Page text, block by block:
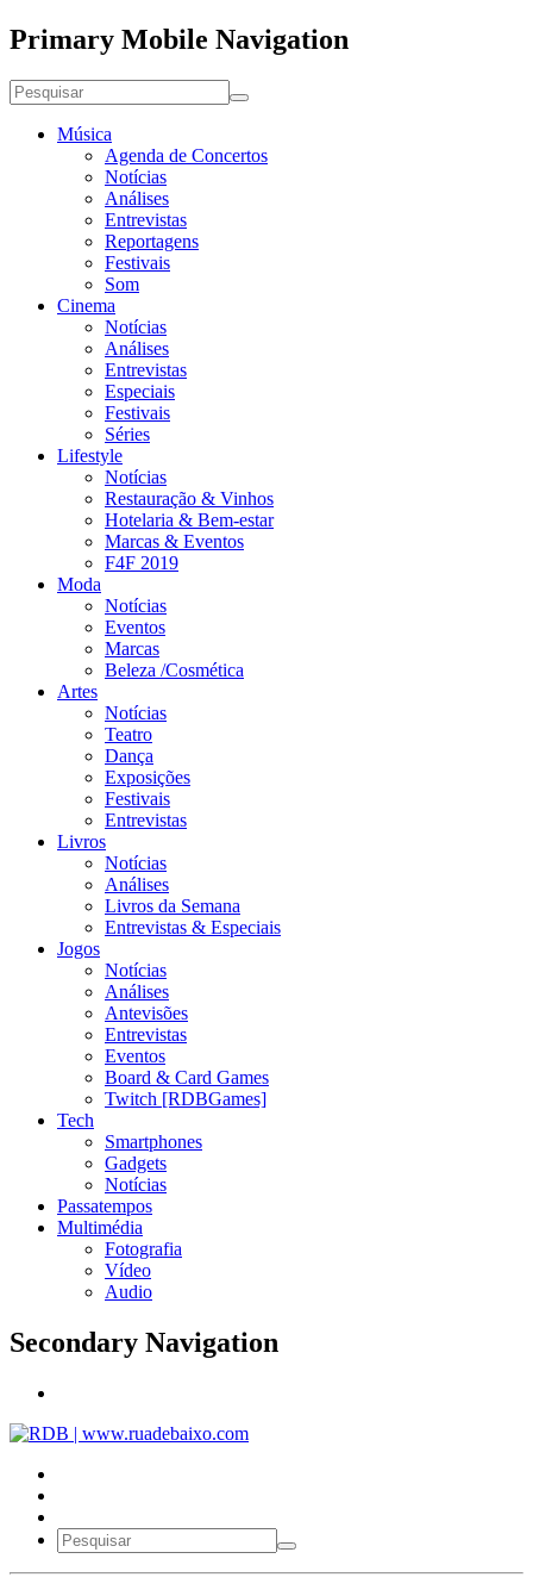
Primary Mobile Navigation
Música
Agenda de Concertos
Notícias
Análises
Entrevistas
Reportagens
Festivais
Som
Cinema
Notícias
Análises
Entrevistas
Especiais
Festivais
Séries
Lifestyle
Notícias
Restauração & Vinhos
Hotelaria & Bem-estar
Marcas & Eventos
F4F 2019
Moda
Notícias
Eventos
Marcas
Beleza /Cosmética
Artes
Notícias
Teatro
Dança
Exposições
Festivais
Entrevistas
Livros
Notícias
Análises
Livros da Semana
Entrevistas & Especiais
Jogos
Notícias
Análises
Antevisões
Entrevistas
Eventos
Board & Card Games
Twitch [RDBGames]
Tech
Smartphones
Gadgets
Notícias
Passatempos
Multimédia
Fotografia
Vídeo
Audio
Secondary Navigation